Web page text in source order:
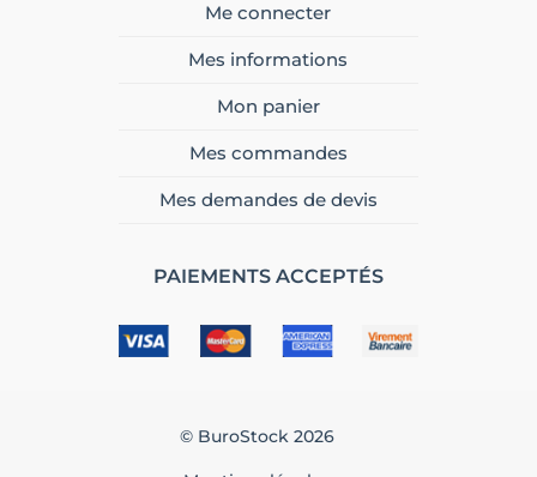
Me connecter
Mes informations
Mon panier
Mes commandes
Mes demandes de devis
PAIEMENTS ACCEPTÉS
© BuroStock 2026